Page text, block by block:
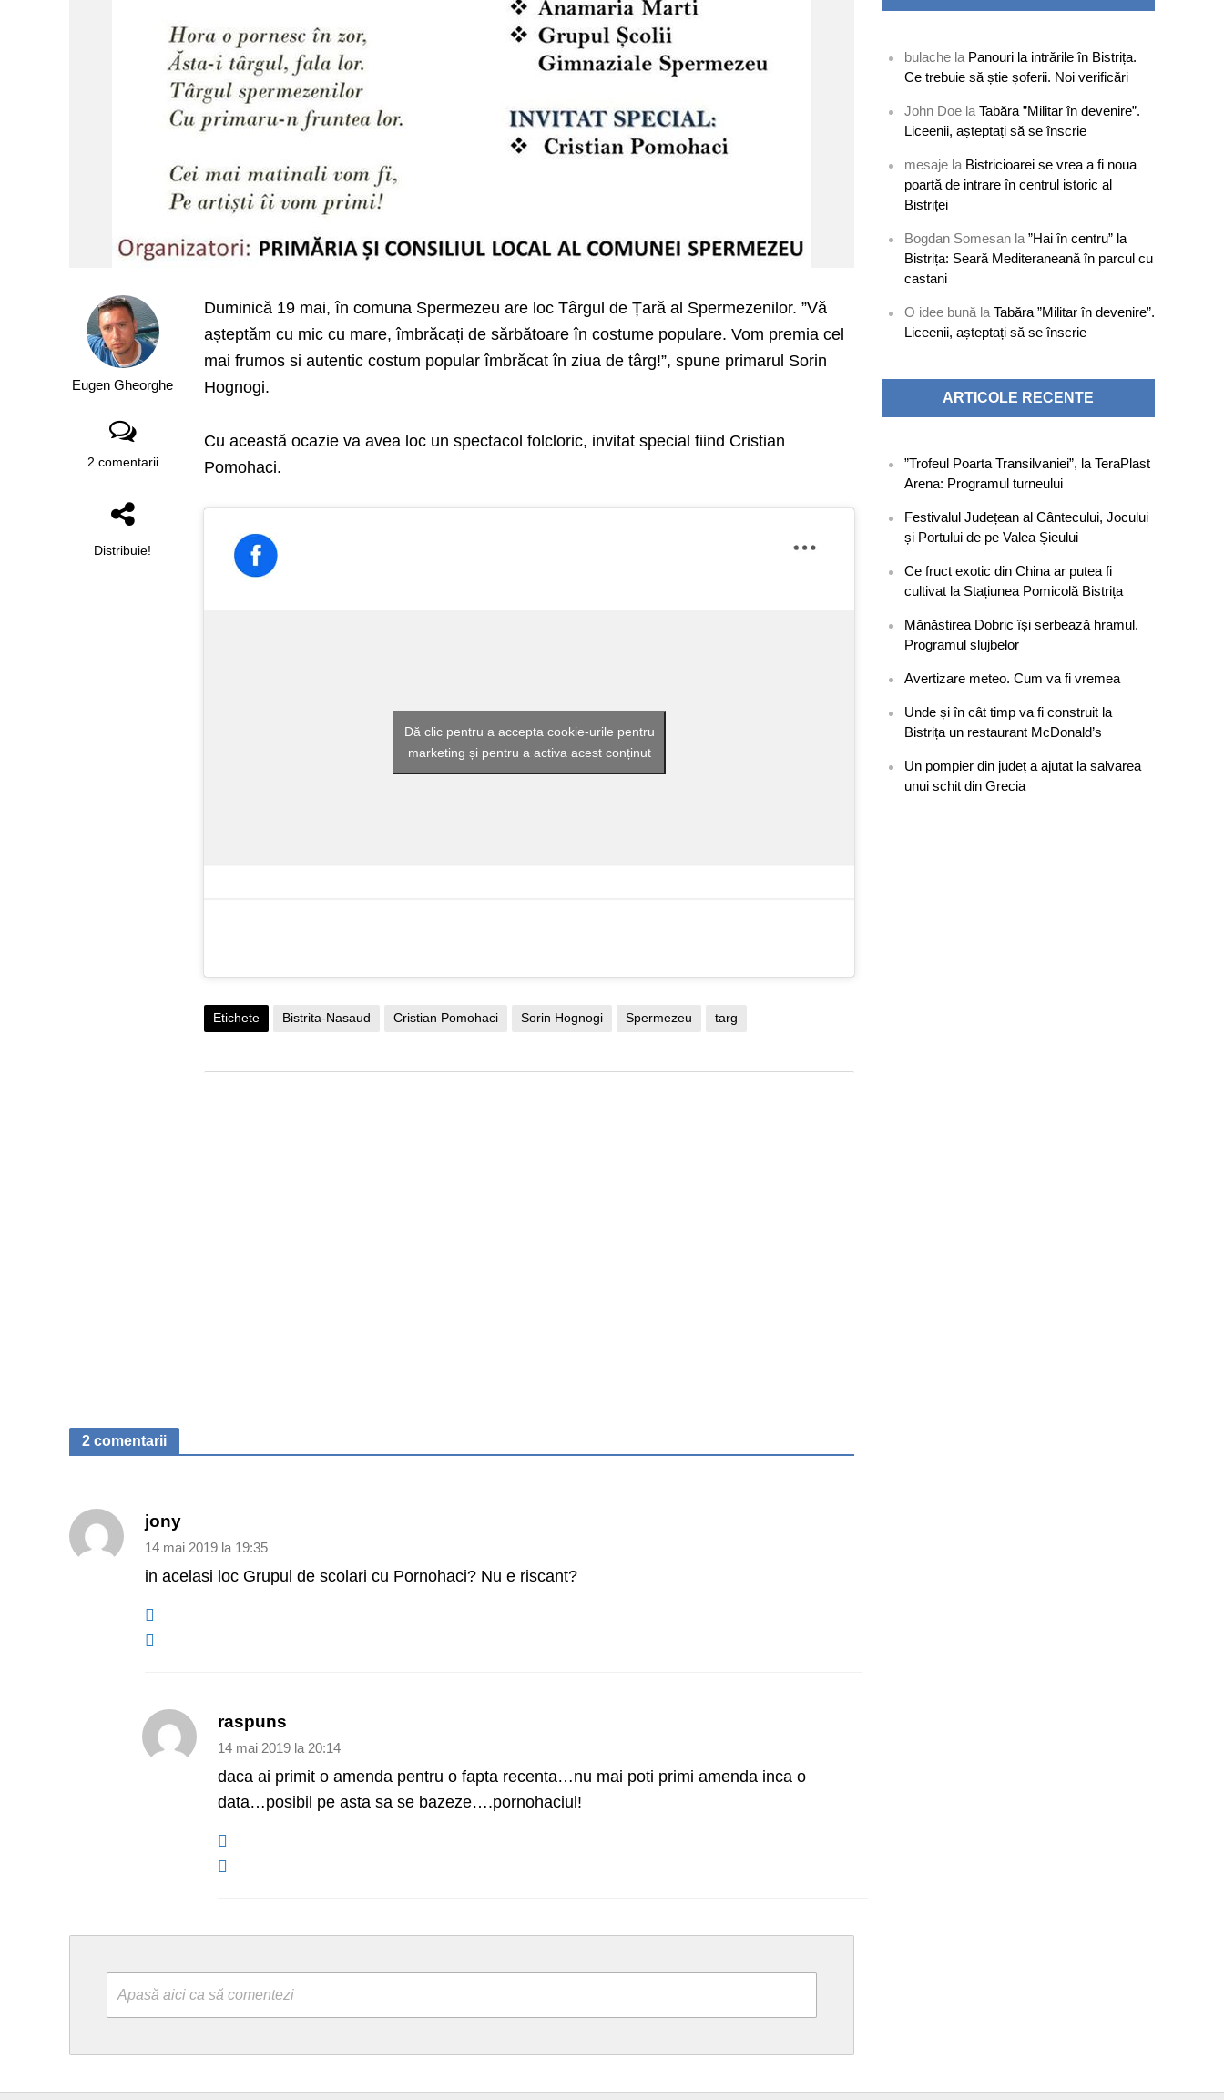
Eugen Gheorghe
2 comentarii
Distribuie!
Duminică 19 mai, în comuna Spermezeu are loc Târgul de Țară al Spermezenilor. ”Vă
așteptăm cu mic cu mare, îmbrăcați de sărbătoare în costume populare. Vom premia cel
mai frumos si autentic costum popular îmbrăcat în ziua de târg!”, spune primarul Sorin
Hognogi.
Cu această ocazie va avea loc un spectacol folcloric, invitat special fiind Cristian
Pomohaci.
Dă clic pentru a accepta cookie-urile pentru
marketing și pentru a activa acest conținut
Etichete Bistrita-Nasaud Cristian Pomohaci Sorin Hognogi Spermezeu targ
2 comentarii
jony
14 mai 2019 la 19:35
in acelasi loc Grupul de scolari cu Pornohaci? Nu e riscant?
raspuns
14 mai 2019 la 20:14
daca ai primit o amenda pentru o fapta recenta…nu mai poti primi amenda inca o
data…posibil pe asta sa se bazeze….pornohaciul!
Apasă aici ca să comentezi
bulache la Panouri la intrările în Bistrița.
Ce trebuie să știe șoferii. Noi verificări
John Doe laTabăra ”Militar în devenire”.
Liceenii, așteptați să se înscrie
mesaje la Bistricioarei se vrea a fi noua
poartă de intrare în centrul istoric al
Bistriței
Bogdan Somesan la”Hai în centru” la
Bistrița: Seară Mediteraneană în parcul cu
castani
O idee bună laTabăra ”Militar în devenire”.
Liceenii, așteptați să se înscrie
ARTICOLE RECENTE
”Trofeul Poarta Transilvaniei”, la TeraPlast
Arena: Programul turneului
Festivalul Județean al Cântecului, Jocului
și Portului de pe Valea Șieului
Ce fruct exotic din China ar putea fi
cultivat la Stațiunea Pomicolă Bistrița
Mănăstirea Dobric își serbează hramul.
Programul slujbelor
Avertizare meteo. Cum va fi vremea
Unde și în cât timp va fi construit la
Bistrița un restaurant McDonald’s
Un pompier din județ a ajutat la salvarea
unui schit din Grecia